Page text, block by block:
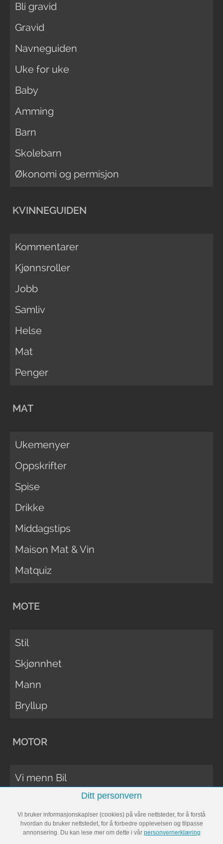
Bli gravid
Gravid
Navneguiden
Uke for uke
Baby
Amming
Barn
Skolebarn
Økonomi og permisjon
KVINNEGUIDEN
Kommentarer
Kjønnsroller
Jobb
Samliv
Helse
Mat
Penger
MAT
Ukemenyer
Oppskrifter
Spise
Drikke
Middagstips
Maison Mat & Vin
Matquiz
MOTE
Stil
Skjønnhet
Mann
Bryllup
MOTOR
Vi menn Bil
Vi Menn Båt
Ditt personvern
Vi bruker informasjonskaplser (cookies) på våre nettsteder, for å forstå
hvordan du bruker nettstedet, for å forbedre opplevelsen og tilpasse
annonsering. Du kan lese mer om dette i vår personvernerklæring